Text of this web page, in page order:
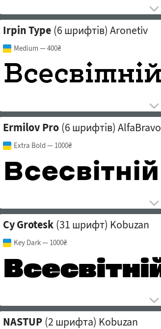
Irpin Type (6 шрифтів) Aronetiv
Medium— 400₴
Ermilov Pro (6 шрифтів) AlfaBravo
Extra Bold — 1000₴
Cy Grotesk (31 шрифт) Kobuzan
Key Dark— 1000₴
NASTUP (2 шрифта) Kobuzan